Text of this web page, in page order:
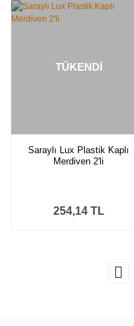
TÜKENDİ
Saraylı Lux Plastik Kaplı
Merdiven 2'li
254,14 TL